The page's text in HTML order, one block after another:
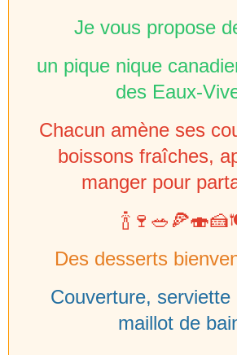
Je vous propose
un pique nique
des Eaux-
Chacun amène ses
boissons fraîches,
manger pour
Des desserts
Couverture, serviette
maillot de